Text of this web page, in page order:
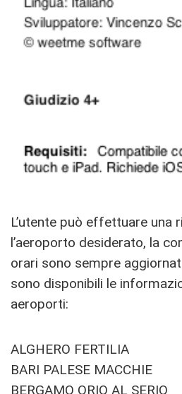
L’utente può effettuare una
l’aeroporto desiderato, la
orari sono sempre
sono disponibili le
aeroporti:
ALGHERO FERTILIA
BARI PALESE MACCHIE
BERGAMO ORIO AL SERIO